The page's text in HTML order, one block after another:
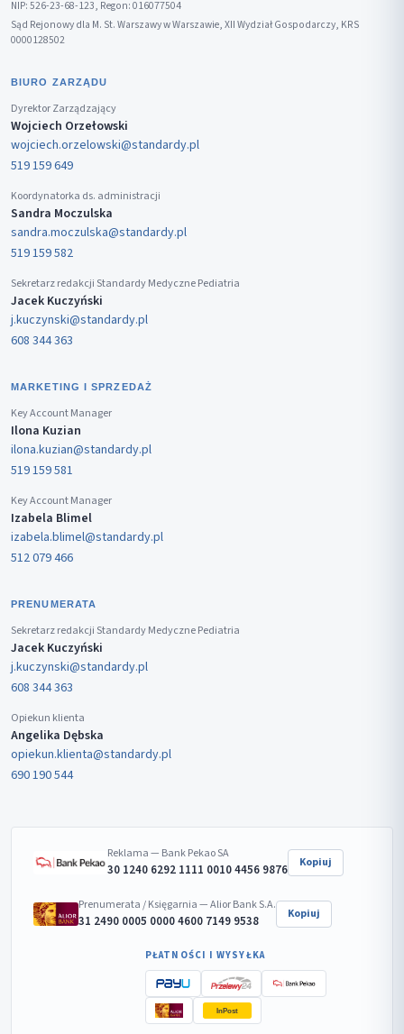
NIP: 526-23-68-123, Regon: 016077504
Sąd Rejonowy dla M. St. Warszawy w Warszawie, XII Wydział Gospodarczy, KRS
0000128502
BIURO ZARZĄDU
Dyrektor Zarządzający
Wojciech Orzełowski
wojciech.orzelowski@standardy.pl
519 159 649
Koordynatorka ds. administracji
Sandra Moczulska
sandra.moczulska@standardy.pl
519 159 582
Sekretarz redakcji Standardy Medyczne Pediatria
Jacek Kuczyński
j.kuczynski@standardy.pl
608 344 363
MARKETING I SPRZEDAŻ
Key Account Manager
Ilona Kuzian
ilona.kuzian@standardy.pl
519 159 581
Key Account Manager
Izabela Blimel
izabela.blimel@standardy.pl
512 079 466
PRENUMERATA
Sekretarz redakcji Standardy Medyczne Pediatria
Jacek Kuczyński
j.kuczynski@standardy.pl
608 344 363
Opiekun klienta
Angelika Dębska
opiekun.klienta@standardy.pl
690 190 544
Reklama — Bank Pekao SA
30 1240 6292 1111 0010 4456 9876 Kopiuj
Prenumerata / Księgarnia — Alior Bank S.A.
31 2490 0005 0000 4600 7149 9538 Kopiuj
PŁATNOŚCI I WYSYŁKA
InPost